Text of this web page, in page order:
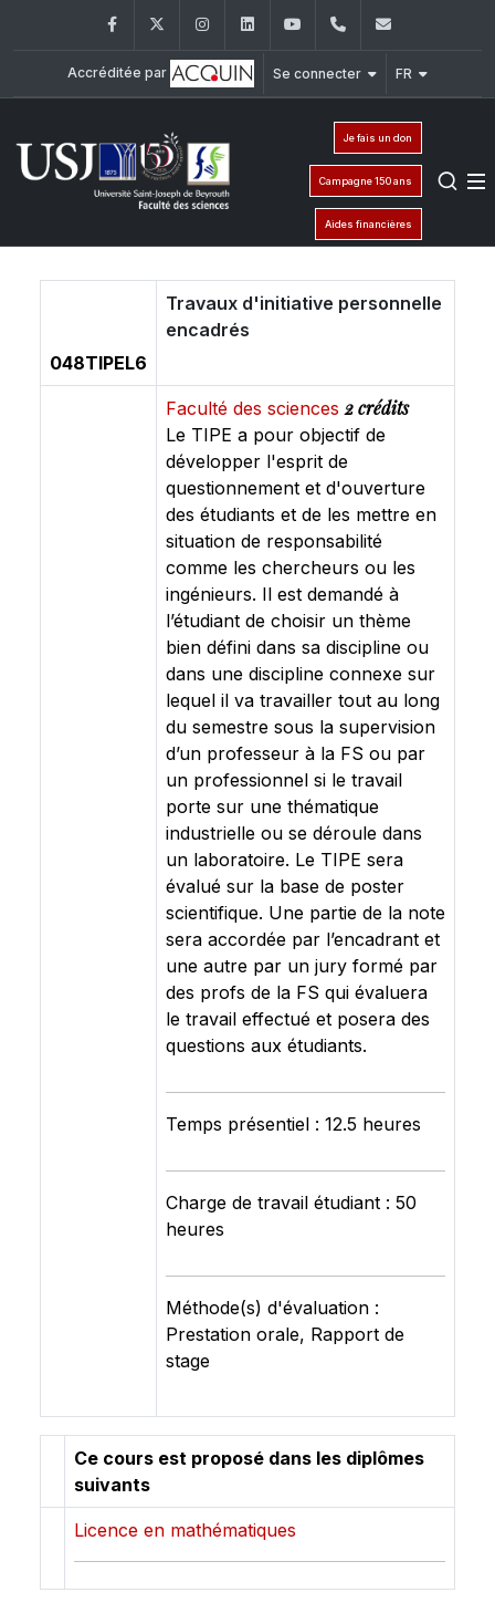
FacebookTwitter InstagramLinkedInYouTube+961 (1) 421 368
Accréditée par Se connecter FR
Je fais un don
Campagne 150 ans
Aides financières
048TIPEL6
Travaux d'initiative personnelle
encadrés
Faculté des sciences2 crédits
Le TIPE a pour objectif de
développer l'esprit de
questionnement et d'ouverture
des étudiants et de les mettre en
situation de responsabilité
comme les chercheurs ou les
ingénieurs. Il est demandé à
l’étudiant de choisir un thème
bien défini dans sa discipline ou
dans une discipline connexe sur
lequel il va travailler tout au long
du semestre sous la supervision
d’un professeur à la FS ou par
un professionnel si le travail
porte sur une thématique
industrielle ou se déroule dans
un laboratoire. Le TIPE sera
évalué sur la base de poster
scientifique. Une partie de la note
sera accordée par l’encadrant et
une autre par un jury formé par
des profs de la FS qui évaluera
le travail effectué et posera des
questions aux étudiants.
Temps présentiel : 12.5 heures
Charge de travail étudiant : 50
heures
Méthode(s) d'évaluation :
Prestation orale, Rapport de
stage
Ce cours est proposé dans les diplômes
suivants
Licence en mathématiques